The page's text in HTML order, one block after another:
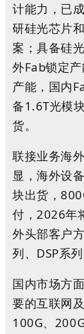
计能力，已
研硅光芯片
案；具备硅
外Fab锁定
产能，国内
备1.6T光模
货。
联接业务海
显，海外设
块出货，
付，2026年
外头部客户
列、DSP系
国内市场方
要的互联网
100G、